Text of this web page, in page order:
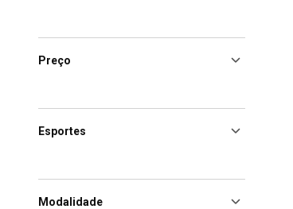
Preço
Esportes
Modalidade